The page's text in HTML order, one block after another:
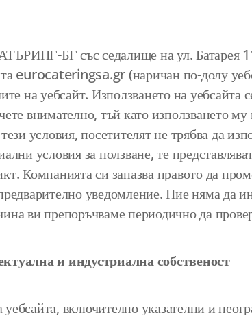
БГ със седалище на ул. Батарея
eurocateringsa.gr (наричан по-долу
на уебсайт. Използването на
внимателно, тъй като използването
условия, посетителят не трябва да
условия за ползване, те
Компанията си запазва правото да
уведомление. Ние няма да
ви препоръчваме периодично да
и индустриална собственост
включително указателни и